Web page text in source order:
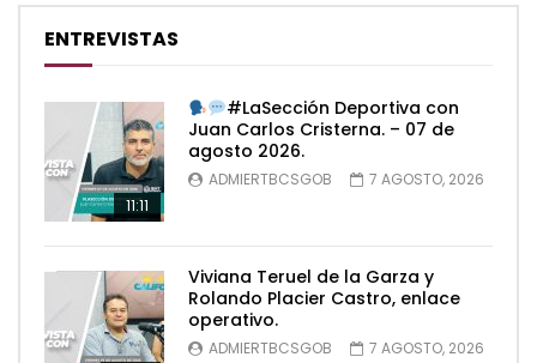
ENTREVISTAS
11:11
#LaSección Deportiva con
Juan Carlos Cristerna. – 07 de
agosto 2026.
ADMIERTBCSGOB 7 AGOSTO, 2026
Viviana Teruel de la Garza y
Rolando Placier Castro, enlace
operativo.
ADMIERTBCSGOB 7 AGOSTO, 2026